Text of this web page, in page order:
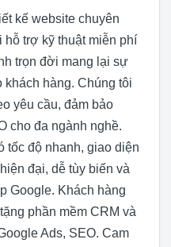
kế website chuyên
hỗ trợ kỹ thuật miễn phí
trọn đời mang lại sự
khách hàng. Chúng tôi
yêu cầu, đảm bảo
cho đa ngành nghề.
tốc độ nhanh, giao diện
đại, dễ tùy biến và
Google. Khách hàng
phần mềm CRM và
Ads, SEO. Cam